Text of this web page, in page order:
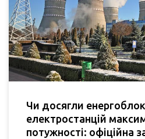
Чи досягли
електростанцій
потужності: офіційна